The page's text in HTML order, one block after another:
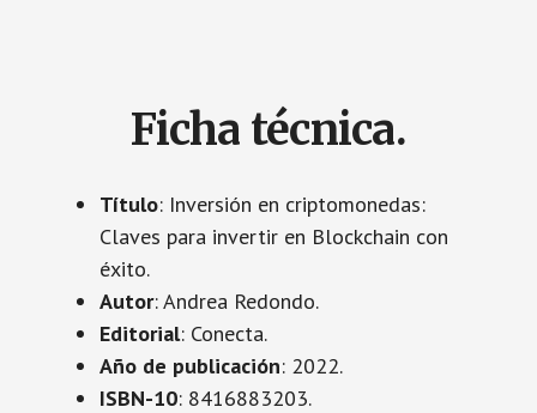
Ficha técnica.
Título: Inversión en criptomonedas:
Claves para invertir en Blockchain con
éxito.
Autor: Andrea Redondo.
Editorial: Conecta.
Año de publicación: 2022.
ISBN-10: 8416883203.